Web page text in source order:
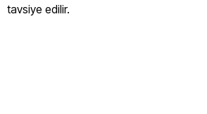
tavsiye edilir.